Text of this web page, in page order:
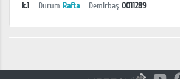
k.1
Durum Rafta Demirbaş 0011289